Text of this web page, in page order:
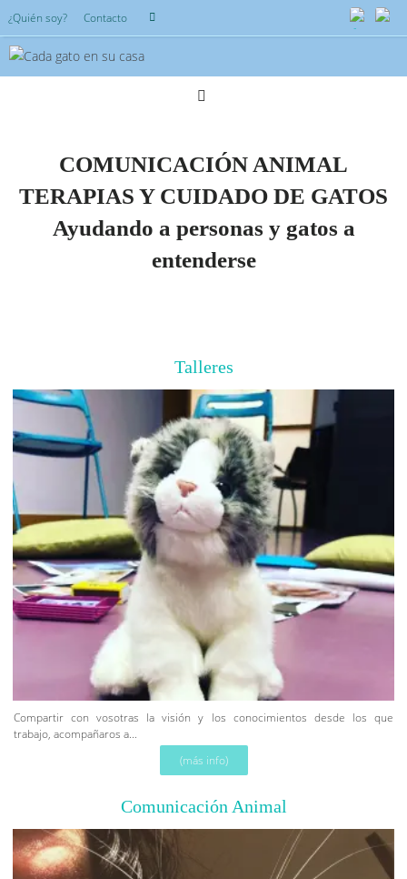
Saltar
al
contenido
¿Quién soy? Contacto
para:
Buscar
COMUNICACIÓN ANIMAL
TERAPIAS Y CUIDADO DE GATOS
Ayudando a personas y gatos a
entenderse
Talleres
Compartir con vosotras la visión y los conocimientos desde los que
trabajo, acompañaros a...
(más info)
Comunicación Animal